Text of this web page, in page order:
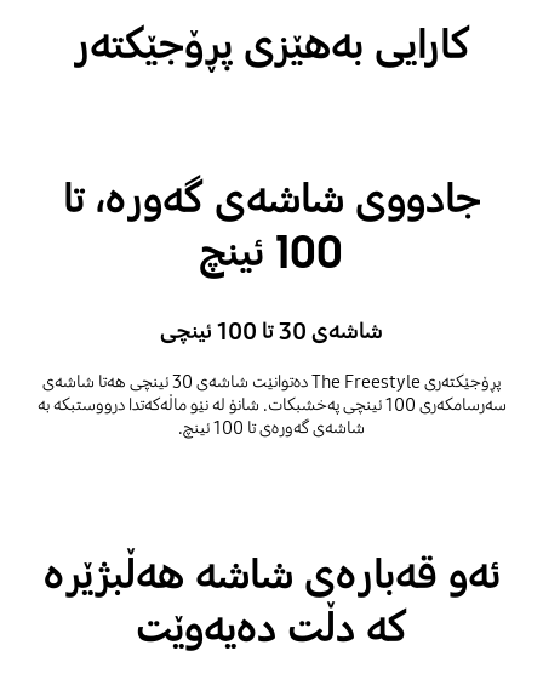
کارایی بەهێزی پڕۆجێکتەر
جادووی شاشەی گەورە، تا
100 ئینچ
شاشەی 30 تا 100 ئینچی
پڕۆجێکتەری The Freestyle دەتوانێت شاشەی 30 ئینچی هەتا شاشەی
سەرسامکەری 100 ئینچی پەخشبکات. شانۆ لە نێو ماڵەکەتدا درووستبکە بە
شاشەی گەورەی تا 100 ئینچ.
ئەو قەبارەی شاشە هەڵبژێرە
کە دڵت دەیەوێت